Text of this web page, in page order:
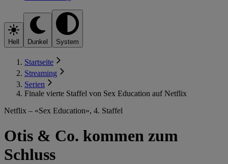
Hell Dunkel System
Startseite
Streaming
Serien
Finale vierte Staffel von Sex Education auf Netflix
Netflix – «Sex Education», 4. Staffel
Otis & Co. kommen zum
Schluss